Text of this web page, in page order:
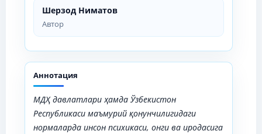
Шерзод Ниматов
Автор
Аннотация
МДҲ давлатлари ҳамда Ўзбекистон
Республикаси маъмурий қонунчилигидаги
нормаларда инсон психикаси, онги ва иродасига